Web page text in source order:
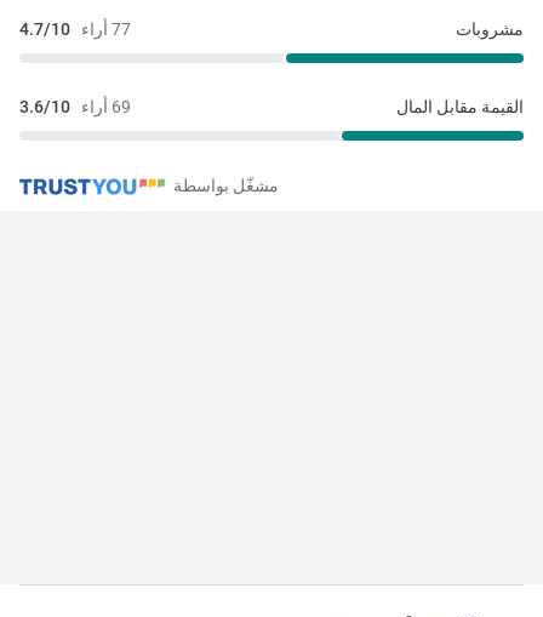
77 أراء 4.7/10 مشروبات
69 أراء 3.6/10 القيمة مقابل المال
مشغّل بواسطة